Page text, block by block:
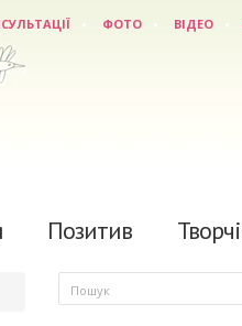
ФОТО ВІДЕО
Позитив
Пошукова
Пошук